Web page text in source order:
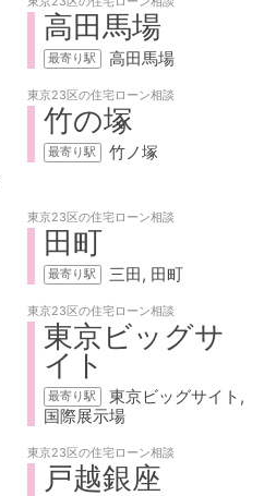
高田馬場
高田馬場
東京23区の住宅ローン相談
竹の塚
竹ノ塚
東京23区の住宅ローン相談
田町
三田 田町
東京23区の住宅ローン相談
東京ビッグサ
イト
東京ビッグサイト
国際展示場
東京23区の住宅ローン相談
戸越銀座